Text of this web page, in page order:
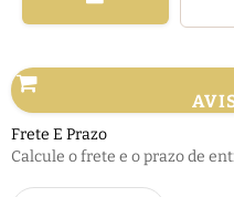
Frete E Prazo
Calcule o frete e o prazo de